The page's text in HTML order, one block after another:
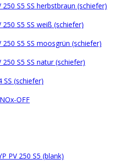
250 S5 SS herbstbraun (schiefer)
250 S5 SS weiß (schiefer)
250 S5 SS moosgrün (schiefer)
250 S5 SS natur (schiefer)
SS (schiefer)
OFF
PV 250 S5 (blank)